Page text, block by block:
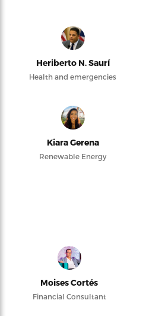
Heriberto N. Saurí
Health and emergencies
Kiara Gerena
Renewable Energy
Moises Cortés
Financial Consultant